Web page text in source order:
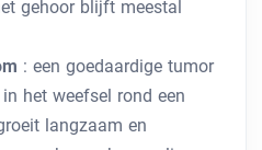
gehoor blijft meestal
: een goedaardige tumor
het weefsel rond een
langzaam en